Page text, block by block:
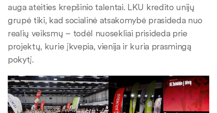
auga ateities krepšinio talentai. LKU kredito unijų
grupė tiki, kad socialinė atsakomybė prasideda nuo
realių veiksmų – todėl nuosekliai prisideda prie
projektų, kurie įkvepia, vienija ir kuria prasmingą
pokytį.